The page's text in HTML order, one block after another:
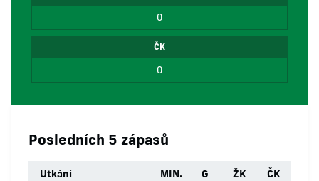
0
ČK
0
Posledních 5 zápasů
Utkání MIN. G ŽK ČK